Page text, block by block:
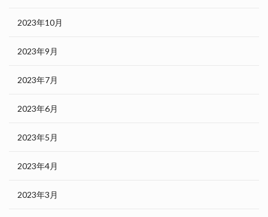
2023年10月
2023年9月
2023年7月
2023年6月
2023年5月
2023年4月
2023年3月